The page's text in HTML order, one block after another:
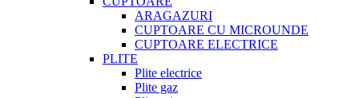
ARAGAZURI
CUPTOARE CU MICROUNDE
CUPTOARE ELECTRICE
PLITE
Plite electrice
Plite gaz